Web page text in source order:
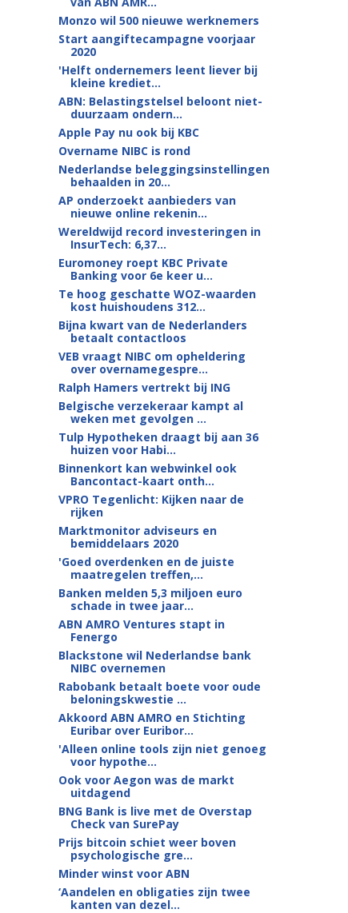
Monzo wil 500 nieuwe werknemers
Start aangiftecampagne voorjaar
2020
'Helft ondernemers leent liever bij
kleine krediet...
ABN: Belastingstelsel beloont niet-
duurzaam ondern...
Apple Pay nu ook bij KBC
Overname NIBC is rond
Nederlandse beleggingsinstellingen
behaalden in 20...
AP onderzoekt aanbieders van
nieuwe online rekenin...
Wereldwijd record investeringen in
InsurTech: 6,37...
Euromoney roept KBC Private
Banking voor 6e keer u...
Te hoog geschatte WOZ-waarden
kost huishoudens 312...
Bijna kwart van de Nederlanders
betaalt contactloos
VEB vraagt NIBC om opheldering
over overnamegespre...
Ralph Hamers vertrekt bij ING
Belgische verzekeraar kampt al
weken met gevolgen ...
Tulp Hypotheken draagt bij aan 36
huizen voor Habi...
Binnenkort kan webwinkel ook
Bancontact-kaart onth...
VPRO Tegenlicht: Kijken naar de
rijken
Marktmonitor adviseurs en
bemiddelaars 2020
'Goed overdenken en de juiste
maatregelen treffen,...
Banken melden 5,3 miljoen euro
schade in twee jaar...
ABN AMRO Ventures stapt in
Fenergo
Blackstone wil Nederlandse bank
NIBC overnemen
Rabobank betaalt boete voor oude
beloningskwestie ...
Akkoord ABN AMRO en Stichting
Euribar over Euribor...
'Alleen online tools zijn niet genoeg
voor hypothe...
Ook voor Aegon was de markt
uitdagend
BNG Bank is live met de Overstap
Check van SurePay
Prijs bitcoin schiet weer boven
psychologische gre...
Minder winst voor ABN
‘Aandelen en obligaties zijn twee
kanten van dezel...